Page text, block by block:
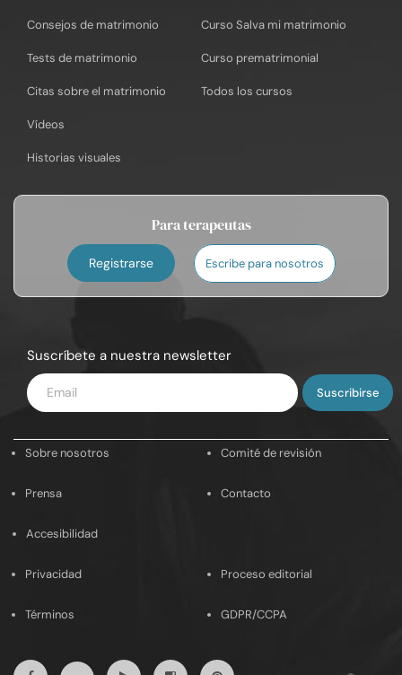
Consejos de matrimonio
Tests de matrimonio
Citas sobre el matrimonio
Vídeos
Historias visuales
Curso Salva mi matrimonio
Curso prematrimonial
Todos los cursos
Para terapeutas
Registrarse Escribe para nosotros
Suscríbete a nuestra newsletter
Introduce
tu
Sobre nosotros Comité de revisión
Prensa Contacto
Accesibilidad
Privacidad Proceso editorial
Términos GDPR/CCPA